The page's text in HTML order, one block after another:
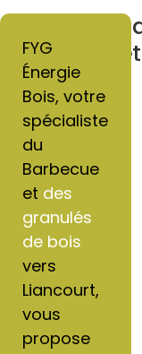
chauffage
FYG
Énergie
Bois, votre
spécialiste
du
Barbecue
et des
granulés
de bois
vers
Liancourt,
vous
propose